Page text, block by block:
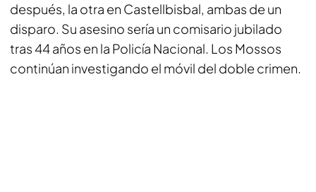
después, la otra en Castellbisbal, ambas de un
disparo. Su asesino sería un comisario jubilado
tras 44 años en la Policía Nacional. Los Mossos
continúan investigando el móvil del doble crimen.